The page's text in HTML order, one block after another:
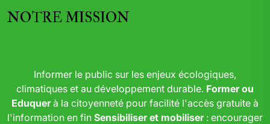
NOTRE MISSION
Informer le public sur les enjeux écologiques,
climatiques et au développement durable. Former ou
Eduquerà la citoyenneté pour facilité l'accès gratuite à
l'information en fin Sensibiliser et mobiliser: encourager